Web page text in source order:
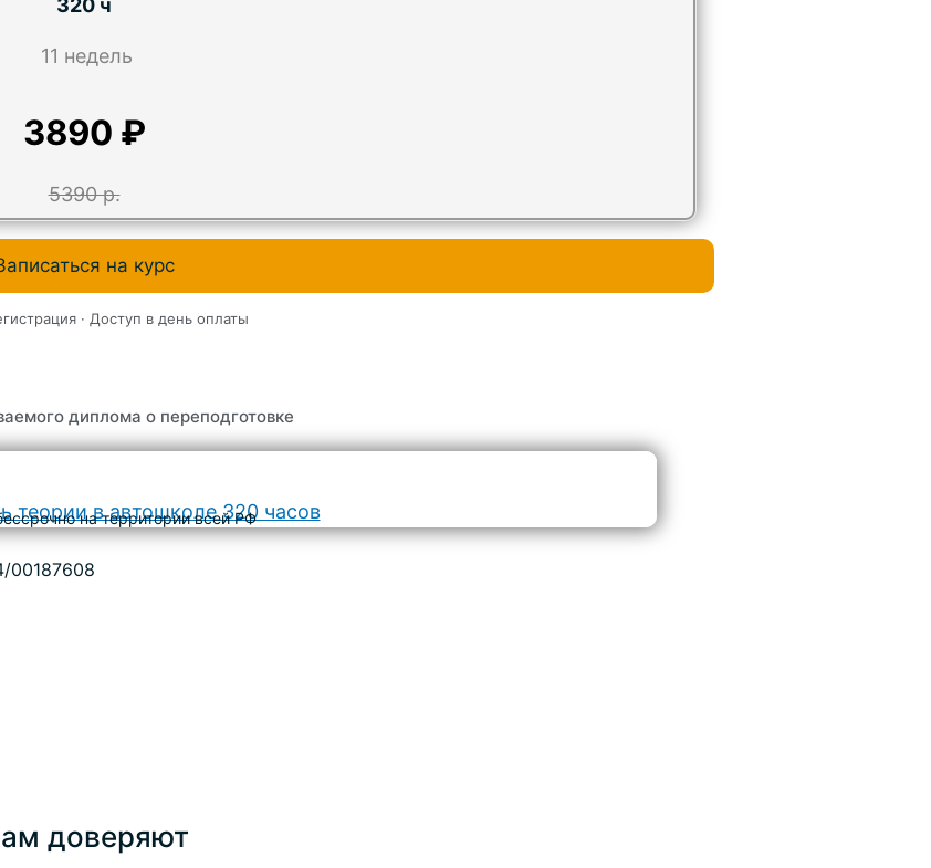
320 ч
11 недель
3890 ₽
5390 р.
на курс
· Доступ в день оплаты
диплома о переподготовке
на территории всей РФ
00187608
доверяют